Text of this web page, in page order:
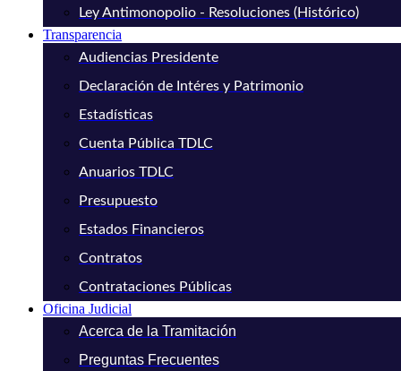
Ley Antimonopolio - Resoluciones (Histórico)
Transparencia
Audiencias Presidente
Declaración de Intéres y Patrimonio
Estadísticas
Cuenta Pública TDLC
Anuarios TDLC
Presupuesto
Estados Financieros
Contratos
Contrataciones Públicas
Oficina Judicial
Acerca de la Tramitación
Preguntas Frecuentes